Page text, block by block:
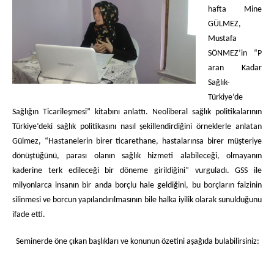
hafta Mine
GÜLMEZ,
Mustafa
SÖNMEZ’in
“P
aran Kadar
Sağlık-
Türkiye’de
Sağlığın Ticarileşmesi” kitabını anlattı. Neoliberal sağlık politikalarının
Türkiye’deki sağlık politikasını nasıl şekillendirdiğini örneklerle anlatan
Gülmez, “Hastanelerin birer ticarethane, hastalarınsa birer müşteriye
dönüştüğünü, parası olanın sağlık hizmeti alabileceği, olmayanın
kaderine terk edileceği bir döneme girildiğini” vurguladı. GSS ile
milyonlarca insanın bir anda borçlu hale geldiğini, bu borçların faizinin
silinmesi ve borcun yapılandırılmasının bile halka iyilik olarak sunulduğunu
ifade etti.
Seminerde öne çıkan başlıkları ve konunun özetini aşağıda bulabilirsiniz: